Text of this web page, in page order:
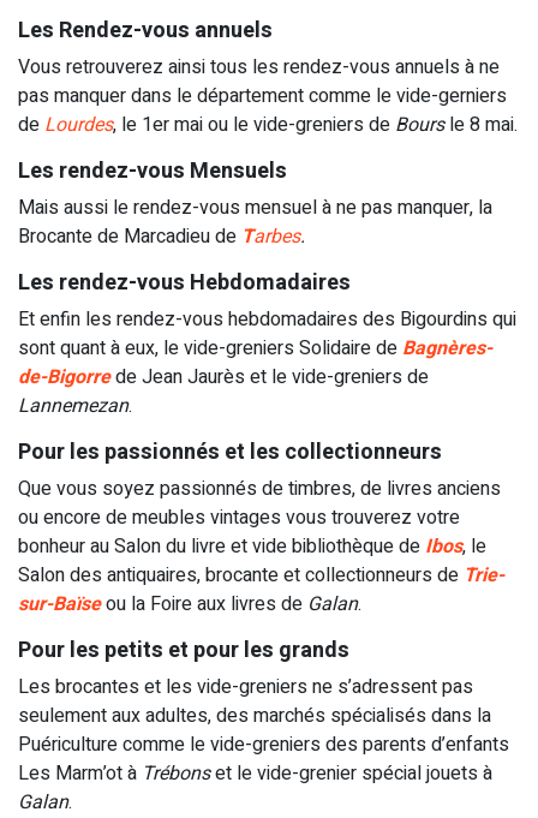
Les Rendez-vous annuels
Vous retrouverez ainsi tous les rendez-vous annuels à ne
pas manquer dans le département comme levide-gerniers
de Lourdes, le 1er mai ou levide-greniers de Boursle 8 mai.
Les rendez-vous Mensuels
Mais aussi le rendez-vous mensuel à ne pas manquer, la
Brocante de Marcadieude Tarbes.
Les rendez-vous Hebdomadaires
Et enfin les rendez-vous hebdomadaires des Bigourdins qui
sont quant à eux, levide-greniers Solidairede Bagnères-
de-Bigorrede Jean Jaurès et levide-greniers de
Lannemezan.
Pour les passionnés et les collectionneurs
Que vous soyez passionnés de timbres, de livres anciens
ou encore de meubles vintages vous trouverez votre
bonheur auSalon du livre et vide bibliothèquede Ibos, le
Salon des antiquaires, brocante et collectionneurs de Trie-
sur-Baïseou la Foire aux livres de Galan.
Pour les petits et pour les grands
Les brocantes et les vide-greniers ne s’adressent pas
seulement aux adultes, des marchés spécialisés dans la
Puériculture comme levide-greniers des parents d’enfants
Les Marm’otà Trébonset levide-grenier spécial jouets à
Galan.